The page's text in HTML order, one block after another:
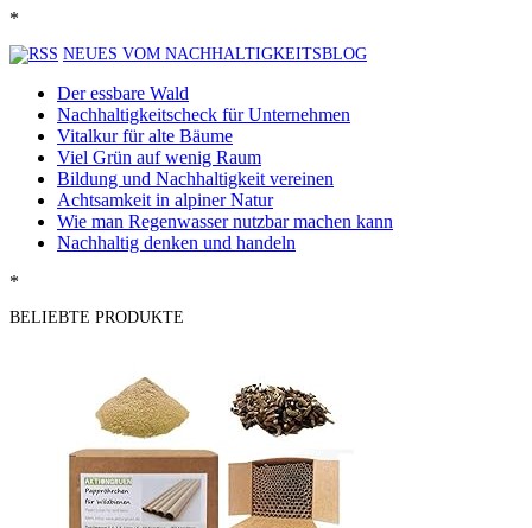
*
NEUES VOM NACHHALTIGKEITSBLOG
Der essbare Wald
Nachhaltigkeitscheck für Unternehmen
Vitalkur für alte Bäume
Viel Grün auf wenig Raum
Bildung und Nachhaltigkeit vereinen
Achtsamkeit in alpiner Natur
Wie man Regenwasser nutzbar machen kann
Nachhaltig denken und handeln
*
BELIEBTE PRODUKTE